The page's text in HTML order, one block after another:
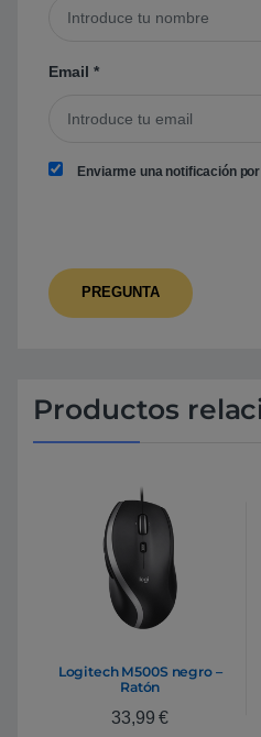
Email *
Enviarme una notificación
Productos
Logitech M500S negro –
Ratón
33,99€